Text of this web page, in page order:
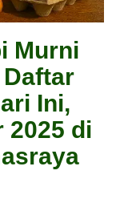
Murni
Ini,
2025 di